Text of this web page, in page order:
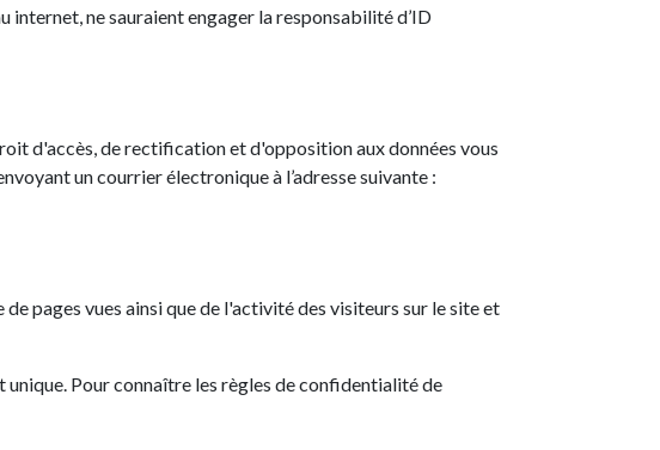
internet, ne sauraient engager la responsabilité d’ID
d'accès, de rectification et d'opposition aux données vous
un courrier électronique à l’adresse suivante :
pages vues ainsi que de l'activité des visiteurs sur le site et
Pour connaître les règles de confidentialité de